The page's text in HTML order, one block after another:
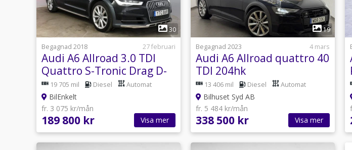
1
30
Begagnad 2018
27 februari
Audi A6 Allroad 3.0 TDI
Quattro S-Tronic Drag D-
Värme Kamera
19 705 mil Diesel Automat
BilEnkelt
fr. 3 075 kr/mån
189 800 kr Visa mer
1
19
Begagnad 2023
4 mars
Audi A6 Allroad quattro 40
TDI 204hk
Moms/Värmare/Navi/Krok/
F/Ke
13 406 mil Diesel Automat
Bilhuset Syd AB
fr. 5 484 kr/mån
338 500 kr Visa mer